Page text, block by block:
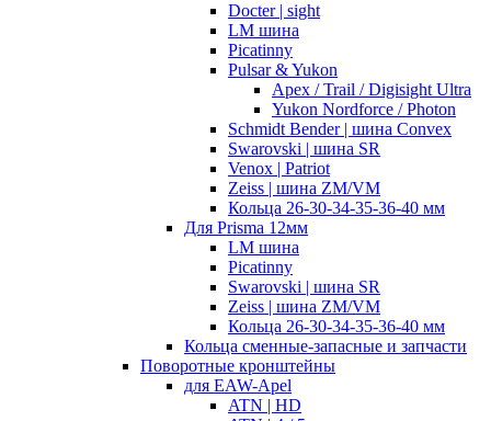
Docter | sight
LM шина
Picatinny
Pulsar & Yukon
Apex / Trail / Digisight Ultra
Yukon Nordforce / Photon
Schmidt Bender | шина Convex
Swarovski | шина SR
Venox | Patriot
Zeiss | шина ZM/VM
Кольца 26-30-34-35-36-40 мм
Для Prisma 12мм
LM шина
Picatinny
Swarovski | шина SR
Zeiss | шина ZM/VM
Кольца 26-30-34-35-36-40 мм
Кольца сменные-запасные и запчасти
Поворотные кронштейны
для EAW-Apel
ATN | HD